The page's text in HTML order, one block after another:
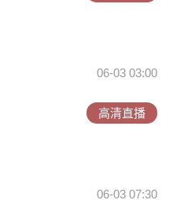
06-03 03:00
高清直播
06-03 07:30